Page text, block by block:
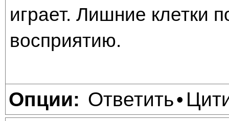
играет. Лишние клетки
восприятию.
Опции: Ответить•